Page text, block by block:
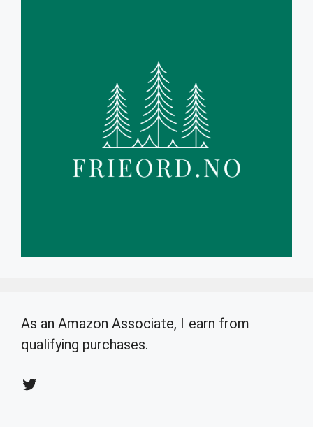
As an Amazon Associate, I earn from
qualifying purchases.
Twitter